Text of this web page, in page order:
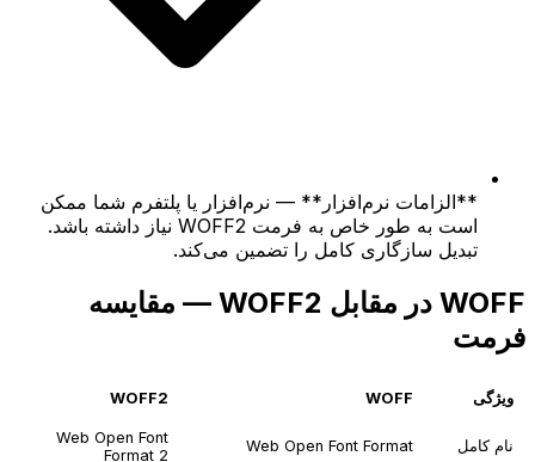
**الزامات نرم‌افزار** — نرم‌افزار یا پلتفرم شما ممکن
است به طور خاص به فرمت WOFF2 نیاز داشته باشد.
تبدیل سازگاری کامل را تضمین می‌کند.
WOFF در مقابل WOFF2 — مقایسه
فرمت
ویژگی WOFF
WOFF2
نام کامل Web Open Font Format
Web Open Font
Format 2